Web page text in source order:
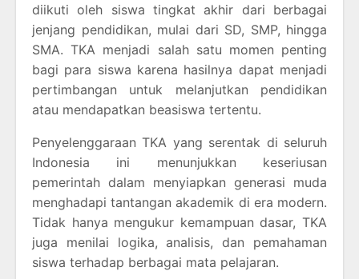
diikuti oleh siswa tingkat akhir dari berbagai
jenjang pendidikan, mulai dari SD, SMP, hingga
SMA. TKA menjadi salah satu momen penting
bagi para siswa karena hasilnya dapat menjadi
pertimbangan untuk melanjutkan pendidikan
atau mendapatkan beasiswa tertentu.
Penyelenggaraan TKA yang serentak di seluruh
Indonesia ini menunjukkan keseriusan
pemerintah dalam menyiapkan generasi muda
menghadapi tantangan akademik di era modern.
Tidak hanya mengukur kemampuan dasar, TKA
juga menilai logika, analisis, dan pemahaman
siswa terhadap berbagai mata pelajaran.